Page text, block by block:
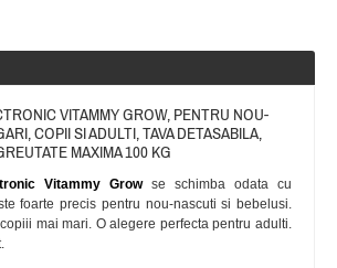
VITAMMY GROW, PENTRU NOU-
COPII SI ADULTI, TAVA DETASABILA,
MAXIMA 100 KG
Vitammy Growse schimba odata cu
foarte precis pentru nou-nascuti si bebelusi.
mai mari. O alegere perfecta pentru adulti.